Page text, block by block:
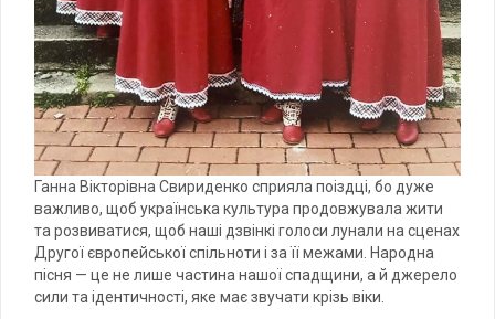
Ганна Вікторівна Свириденко сприяла поіздці, бо дуже
важливо, щоб українська культура продовжувала жити
та розвиватися, щоб наші дзвінкі голоси лунали на сценах
Другої європейської спільноти і за її межами. Народна
пісня — це не лише частина нашої спадщини, а й джерело
сили та ідентичності, яке має звучати крізь віки.